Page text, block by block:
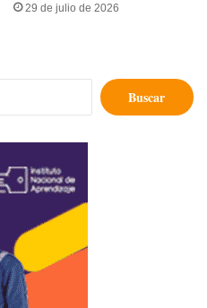
29 de julio de 2026
Buscar: